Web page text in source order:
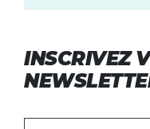
INSCRIVEZ